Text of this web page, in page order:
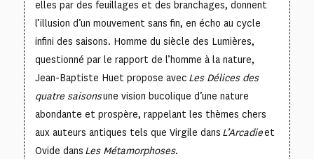
elles par des feuillages et des branchages, donnent
l’illusion d’un mouvement sans fin, en écho au cycle
infini des saisons. Homme du siècle des Lumières,
questionné par le rapport de l’homme à la nature,
Jean-Baptiste Huet propose avec Les Délices des
quatre saisonsune vision bucolique d’une nature
abondante et prospère, rappelant les thèmes chers
aux auteurs antiques tels que Virgile dans L’Arcadieet
Ovide dans Les Métamorphoses.